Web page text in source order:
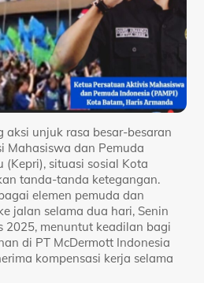
aksi unjuk rasa besar-besaran
Mahasiswa dan Pemuda
(Kepri), situasi sosial Kota
tanda-tanda ketegangan.
elemen pemuda dan
jalan selama dua hari, Senin
2025, menuntut keadilan bagi
di PT McDermott Indonesia
kompensasi kerja selama